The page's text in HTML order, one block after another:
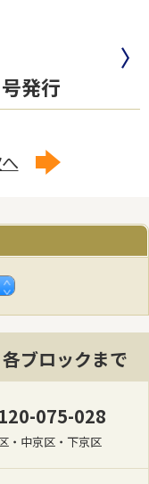
発行
ブロックまで
075-028
・中京区・下京区